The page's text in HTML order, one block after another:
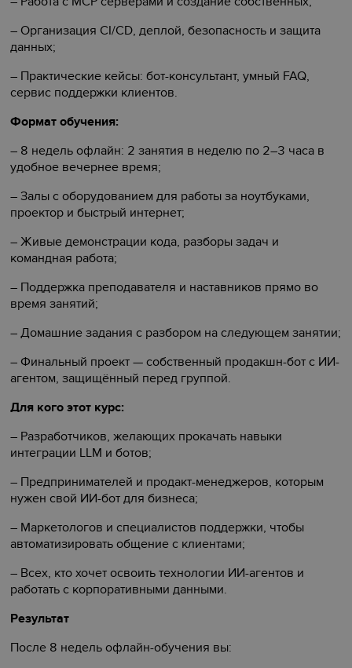
– Организация CI/CD, деплой, безопасность и защита
данных;
– Практические кейсы: бот-консультант, умный FAQ,
сервис поддержки клиентов.
Формат обучения:
– 8 недель офлайн: 2 занятия в неделю по 2–3 часа в
удобное вечернее время;
– Залы с оборудованием для работы за ноутбуками,
проектор и быстрый интернет;
– Живые демонстрации кода, разборы задач и
командная работа;
– Поддержка преподавателя и наставников прямо во
время занятий;
– Домашние задания с разбором на следующем занятии;
– Финальный проект — собственный продакшн-бот с ИИ-
агентом, защищённый перед группой.
Для кого этот курс:
– Разработчиков, желающих прокачать навыки
интеграции LLM и ботов;
– Предпринимателей и продакт-менеджеров, которым
нужен свой ИИ-бот для бизнеса;
– Маркетологов и специалистов поддержки, чтобы
автоматизировать общение с клиентами;
– Всех, кто хочет освоить технологии ИИ-агентов и
работать с корпоративными данными.
Результат
После 8 недель офлайн-обучения вы: